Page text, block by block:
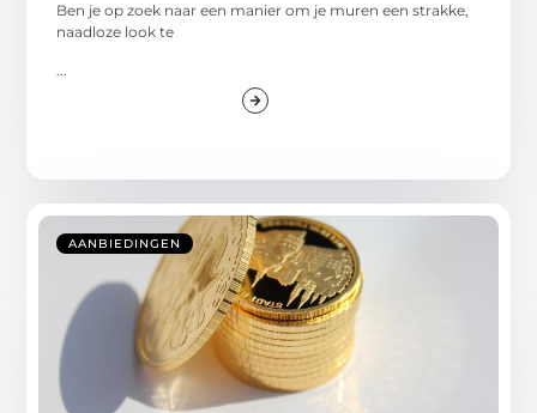
Ben je op zoek naar een manier om je muren een strakke,
naadloze look te
...
AANBIEDINGEN